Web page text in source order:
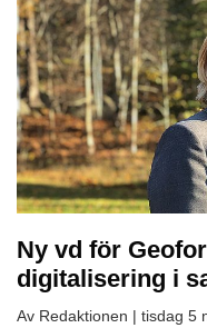
Ny vd för
digitalisering i
Av Redaktionen | tisdag 5